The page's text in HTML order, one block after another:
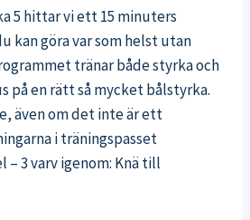
5 hittar vi ett 15 minuters
kan göra var som helst utan
tränar både styrka och
på en rätt så mycket bålstyrka.
även om det inte är ett
i träningspasset
3 varv igenom: Knä till